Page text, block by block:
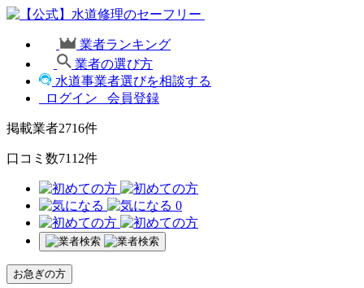
業者ランキング
業者の選び方
水道事業者選びを相談する
ログイン
会員登録
掲載業者2716件
口コミ数7112件
0
お急ぎの方